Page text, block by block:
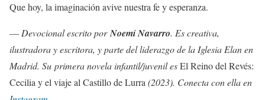
Que hoy, la imaginación avive nuestra fe y esperanza.
— Devocional escrito porNoemí Navarro. Es creativa,
ilustradora y escritora, y parte del liderazgo de la Iglesia Elan en
Madrid. Su primera novela infantil/juvenil esEl Reino del Revés:
Cecilia y el viaje al Castillo de Lurra (2023). Conecta con ella en